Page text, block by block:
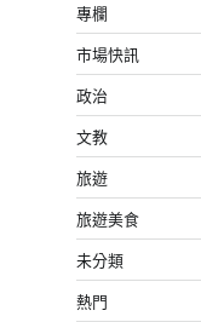
專欄
市場快訊
政治
文教
旅遊
旅遊美食
未分類
熱門